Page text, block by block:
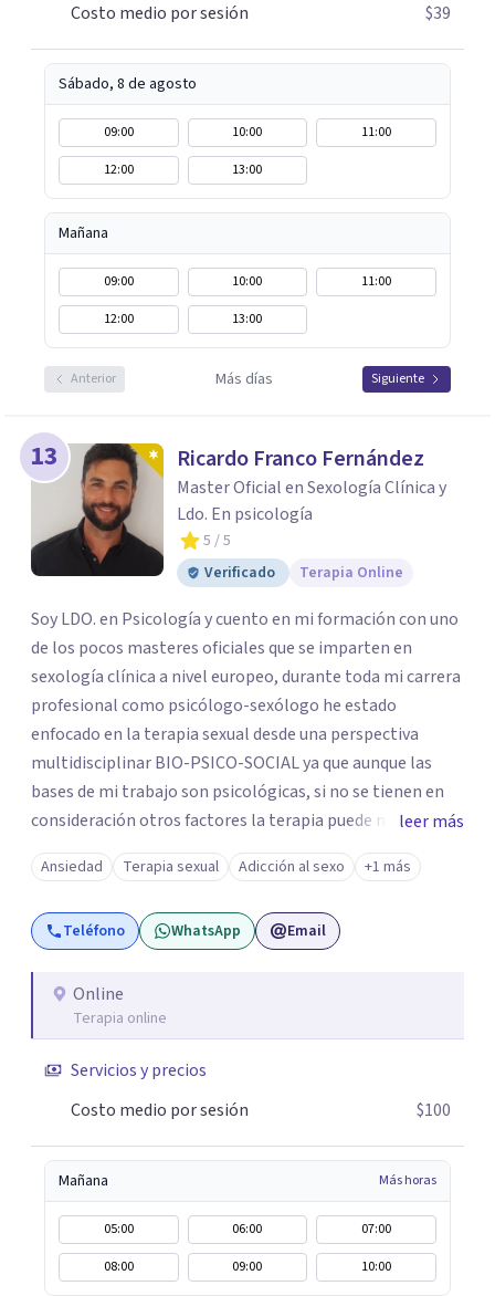
Costo medio por sesión
$39
Sábado, 8 de agosto
09:00 10:00
11:00
12:00
13:00
Mañana
09:00 10:00
11:00
12:00
13:00
Anterior Más días Siguiente
13 Ricardo Franco Fernández
Master Oficial en Sexología Clínica y
Ldo. En psicología
5 / 5
Verificado
Terapia Online
Soy LDO. en Psicología y cuento en mi formación con uno
de los pocos masteres oficiales que se imparten en
sexología clínica a nivel europeo, durante toda mi carrera
profesional como psicólogo-sexólogo he estado
enfocado en la terapia sexual desde una perspectiva
multidisciplinar BIO-PSICO-SOCIAL ya que aunque las
bases de mi trabajo son psicológicas, si no se tienen en
consideración otros factores la terapia puede no
funcionar al tener una visión demasiado simplista,
excluyendo de antemano otros factores que pueden
influir. Mi intención es ayudar para conseguir una mejora
global de tu sexualidad, considerando cada caso como
personal concreta. En especial mi ámbito de trabajo es la
disfunción eréctil, la eyaculación precoz y la falta de
es de enorme importancia tanto para el bienestar físico y
mental como a nivel personal para una buena
leer más
Ansiedad Terapia sexual Adicción al sexo +1 más
Teléfono WhatsApp Email
Online
Terapia online
Servicios y precios
Costo medio por sesión
$100
Mañana Más horas
05:00 06:00
07:00
08:00
09:00 10:00